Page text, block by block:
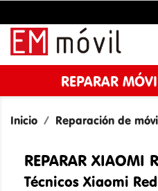
REPARAR
Inicio Reparación de
REPARAR XIAOMI
Técnicos Xiaomi